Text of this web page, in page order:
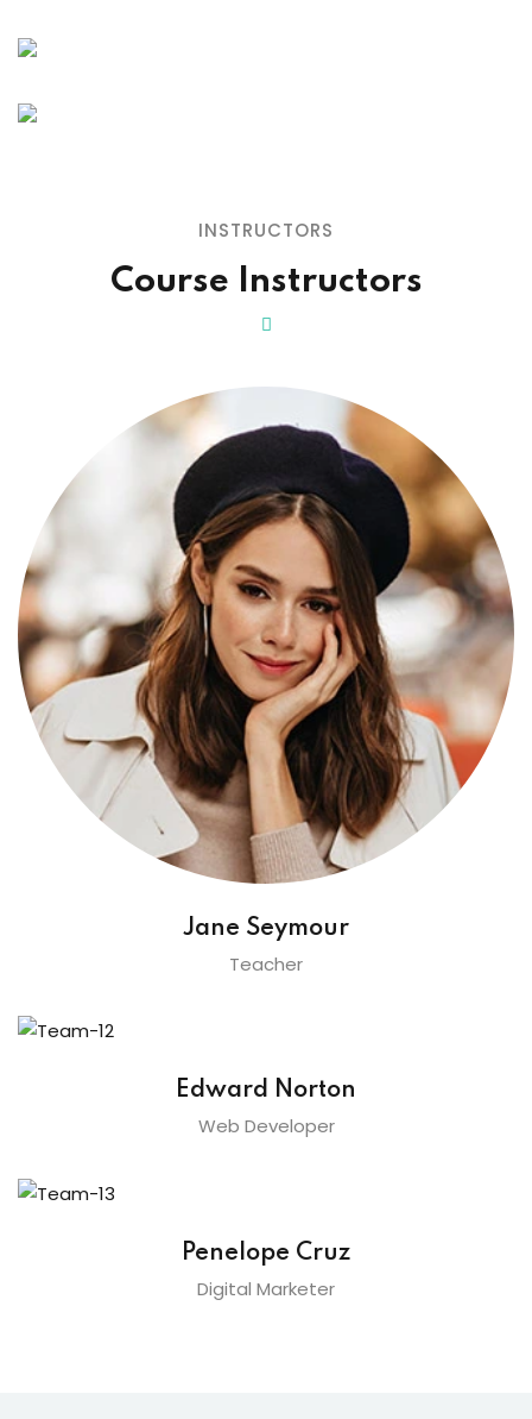
INSTRUCTORS
Course Instructors
Jane Seymour
Teacher
Edward Norton
Web Developer
Penelope Cruz
Digital Marketer